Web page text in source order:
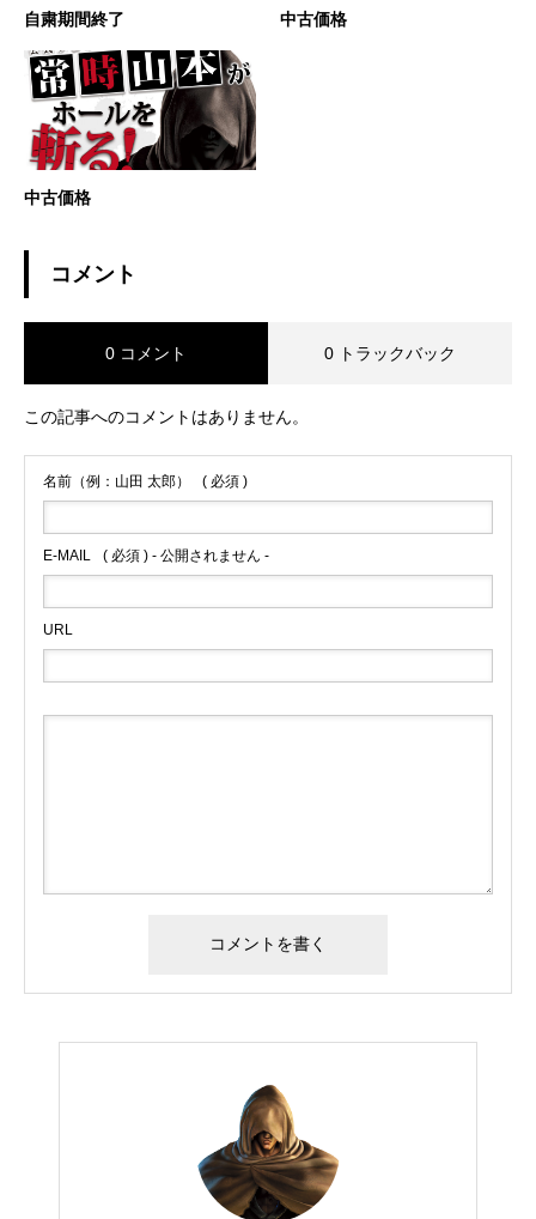
自粛期間終了 中古価格
中古価格
コメント
0 コメント 0 トラックバック
この記事へのコメントはありません。
名前（例：山田 太郎） ( 必須 )
E-MAIL ( 必須 ) - 公開されません -
URL